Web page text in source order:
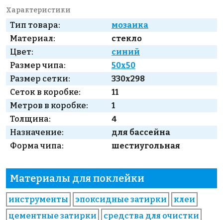
Характеристики
Тип товара:
мозаика
Материал:
стекло
Цвет:
синий
Размер чипа:
50x50
Размер сетки:
330x298
Сеток в коробке:
11
Метров в коробке:
1
Толщина:
4
Назначение:
для бассейна
Форма чипа:
шестиугольная
Материалы для поклейки
инструменты эпоксидные затирки
клеи
цементные затирки
средства для очистки